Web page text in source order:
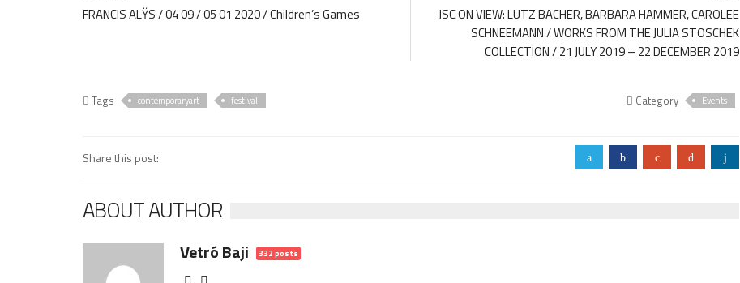
FRANCIS ALŸS / 04 09 / 05 01 2020 / Children’s Games
JSC ON VIEW: LUTZ BACHER, BARBARA HAMMER, CAROLEE
SCHNEEMANN / WORKS FROM THE JULIA STOSCHEK
COLLECTION / 21 JULY 2019 – 22 DECEMBER 2019
Tags contemporaryart festival Category Events
Share this post: a b c d j
ABOUT AUTHOR
Vetró Baji 332 posts